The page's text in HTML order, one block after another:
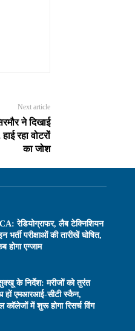
Next article
ने दिखाई
रहा वोटरों
का जोश
रेडियोग्राफर, लैब टेक्निशियन
भर्ती परीक्षाओं की तारीखें घोषित,
होगा एग्जाम
के निर्देश: मरीजों को तुरंत
हों एमआरआई-सीटी स्कैन,
कॉलेजों में शुरू होगा रिसर्च विंग